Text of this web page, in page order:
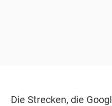
Die Strecken, die